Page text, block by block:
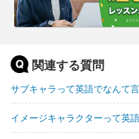
関連する質問
サブキャラって英語でなんて
イメージキャラクターって英